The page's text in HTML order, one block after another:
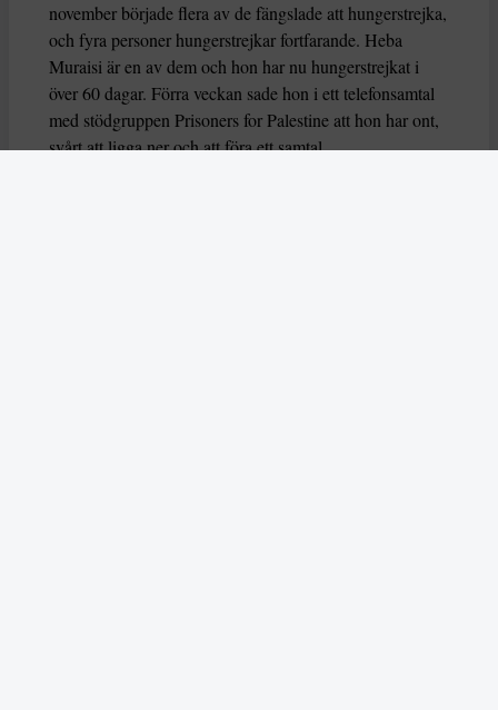
november började flera av de fängslade att hungerstrejka,
och fyra personer hungerstrejkar fortfarande. Heba
Muraisi är en av dem och hon har nu hungerstrejkat i
över 60 dagar. Förra veckan sade hon i ett telefonsamtal
med stödgruppen Prisoners for Palestine att hon har ont,
svårt att ligga ner och att föra ett samtal.